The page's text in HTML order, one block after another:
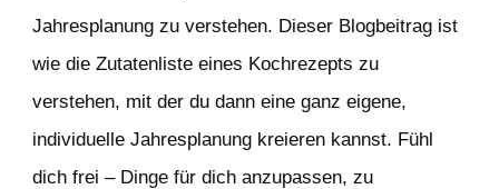
Jahresplanung zu verstehen. Dieser Blogbeitrag ist
wie die Zutatenliste eines Kochrezepts zu
verstehen, mit der du dann eine ganz eigene,
individuelle Jahresplanung kreieren kannst. Fühl
dich frei – Dinge für dich anzupassen, zu